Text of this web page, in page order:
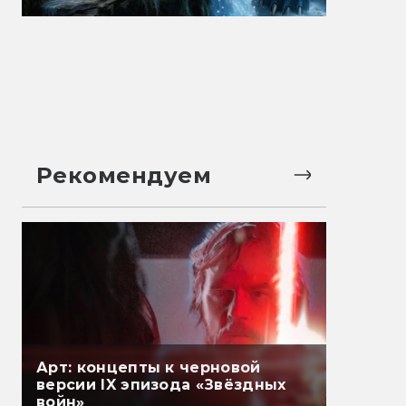
Рекомендуем
Арт: концепты к черновой
версии IX эпизода «Звёздных
войн»